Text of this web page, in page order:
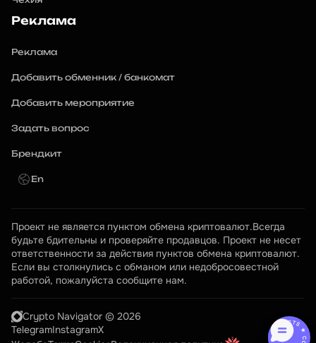
Реклама
Реклама
Добавить обменник / банкомат
Добавить мероприятие
Задать вопрос
Брендкит
En
Проект не является пунктом обмена криптовалют.Всегда
будьте бдительны и проверяйте продавцов. Проект не несет
ответственности за действия пунктов обмена криптовалют.
Если вы столкнулись с обманом или недобросовестной
работой, пожалуйста сообщите нам.
Crypto Navigator © 2026
TelegramInstagramX